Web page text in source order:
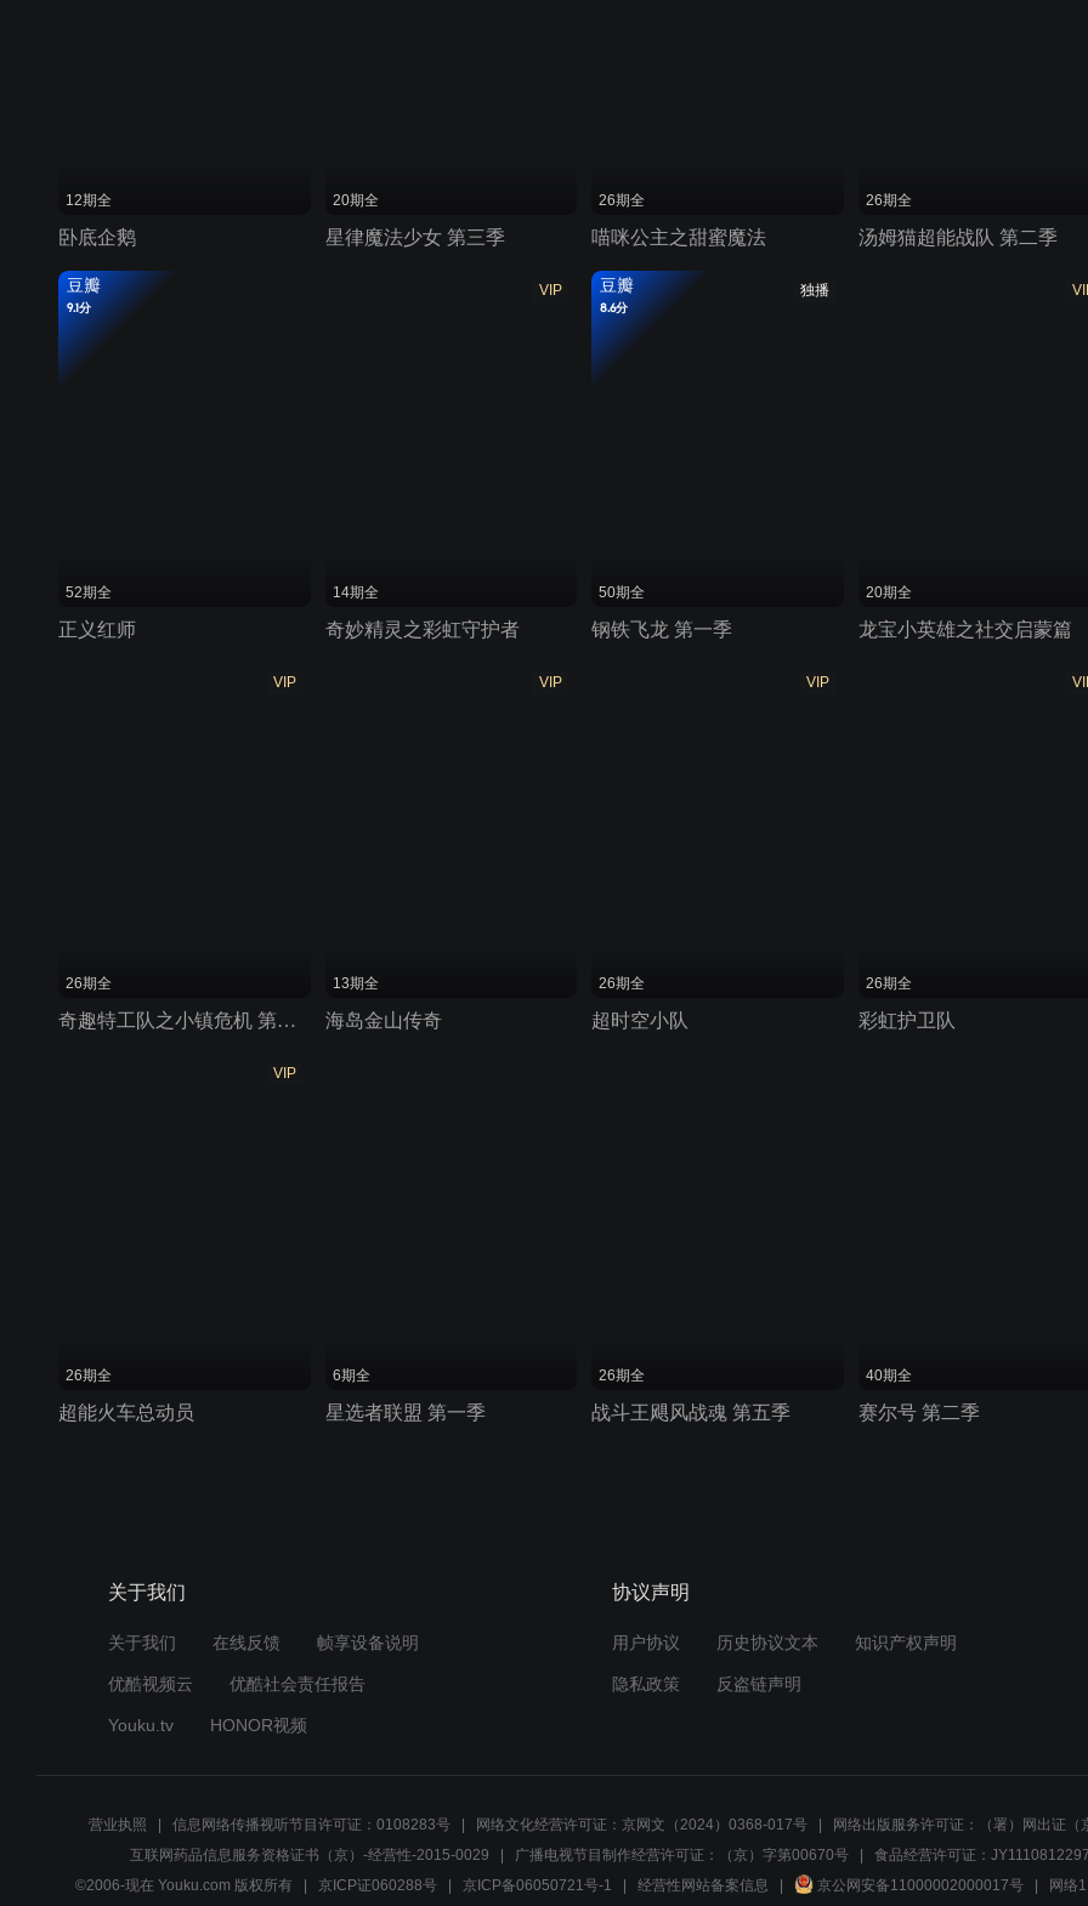
12期全
卧底企鹅
20期全
星律魔法少女 第三季
26期全
喵咪公主之甜蜜魔法
26期全
汤姆猫超能战队 第二季
豆瓣
9.1分
52期全
正义红师
VIP
14期全
奇妙精灵之彩虹守护者
独播
豆瓣
8.6分
50期全
钢铁飞龙 第一季
20期全
龙宝小英雄之社交启蒙篇
VIP
26期全
奇趣特工队之小镇危机 第一季
VIP
13期全
海岛金山传奇
VIP
26期全
超时空小队
26期全
彩虹护卫队
VIP
26期全
超能火车总动员
6期全
星选者联盟 第一季
26期全
战斗王飓风战魂 第五季
40期全
赛尔号 第二季
关于我们
关于我们 在线反馈 帧享设备说明
优酷视频云 优酷社会责任报告
Youku.tv HONOR视频
协议声明
用户协议 历史协议文本 知识产权声明
隐私政策 反盗链声明
营业执照 信息网络传播视听节目许可证：0108283号 网络文化经营许可证：京网文（2024）0368-017号
网络出版服务许可证：（署）网出证（
互联网药品信息服务资格证书（京）-经营性-2015-0029
广播电视节目制作经营许可证：（京）字第00670号
食品经营许可证：
©2006-现在 Youku.com 版权所有
京ICP证060288号 京ICP备06050721号-1 经营性网站备案信息 京公网安备11000002000017号 网络